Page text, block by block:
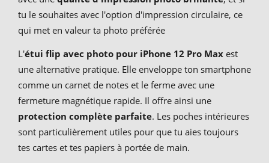
tu le souhaites avec l'option d'impression circulaire, ce
qui met en valeur ta photo préférée
L'étui flip avec photo pour iPhone 12 Pro Max est
une alternative pratique. Elle enveloppe ton smartphone
comme un carnet de notes et le ferme avec une
fermeture magnétique rapide. Il offre ainsi une
protection complète parfaite. Les poches intérieures
sont particulièrement utiles pour que tu aies toujours
tes cartes et tes papiers à portée de main.